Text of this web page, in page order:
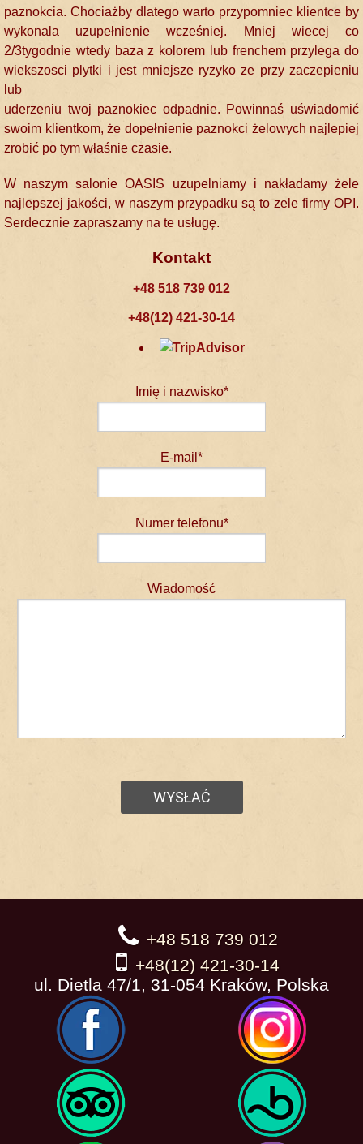
paznokcia. Chociażby dlatego warto przypomniec klientce by
wykonala uzupełnienie wcześniej. Mniej wiecej co
2/3tygodnie wtedy baza z kolorem lub frenchem przylega do
wiekszosci plytki i jest mniejsze ryzyko ze przy zaczepieniu
lub
uderzeniu twoj paznokiec odpadnie. Powinnaś uświadomić
swoim klientkom, że dopełnienie paznokci żelowych najlepiej
zrobić po tym właśnie czasie.
W naszym salonie OASIS uzupelniamy i nakładamy żele
najlepszej jakości, w naszym przypadku są to zele firmy OPI.
Serdecznie zapraszamy na te usługę.
Kontakt
+48 518 739 012
+48(12) 421-30-14
Imię i nazwisko*
E-mail*
Numer telefonu*
Wiadomość
+48 518 739 012
+48(12) 421-30-14
ul. Dietla 47/1, 31-054 Kraków, Polska